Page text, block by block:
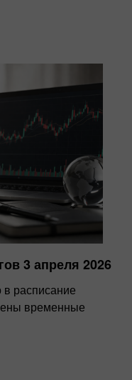
3 апреля 2026
расписание
временные